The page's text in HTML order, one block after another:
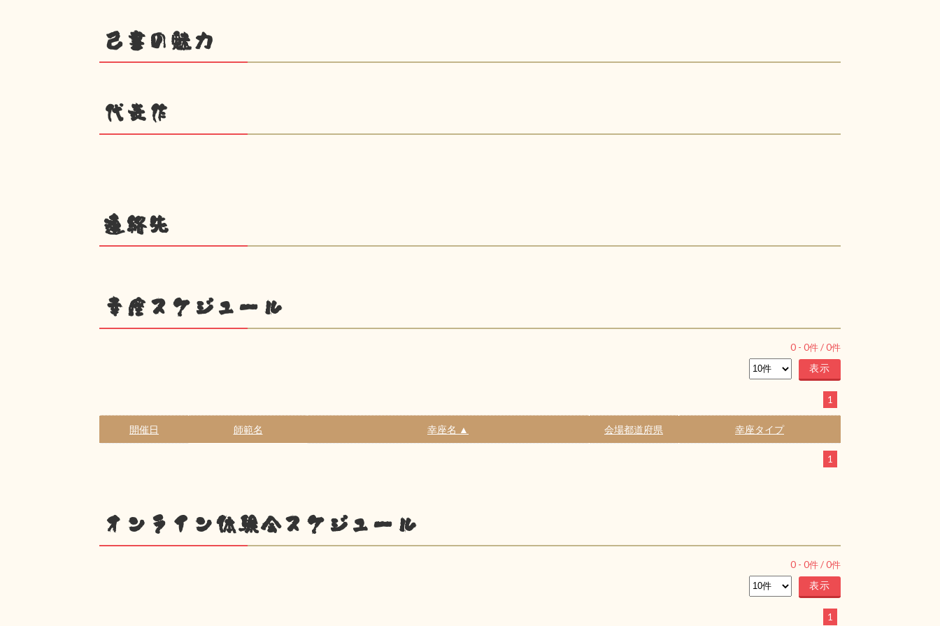
己書の魅力
代表作
連絡先
幸座スケジュール
0 - 0件 /0件
1
開催日 師範名 幸座名 ▲ 会場都道府県 幸座タイプ
1
オンライン体験会スケジュール
0 - 0件 /0件
1